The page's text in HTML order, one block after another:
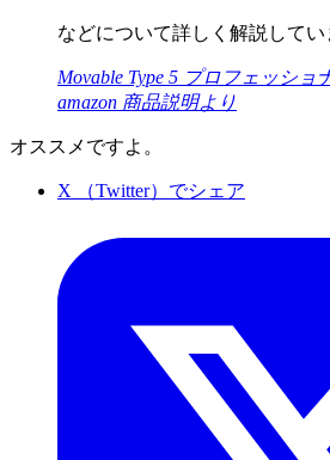
などについて詳しく解説してい
Movable Type 5 プロフェッショ
amazon 商品説明より
オススメですよ。
X （Twitter）でシェア